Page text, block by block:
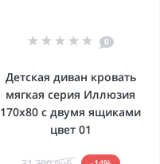
0
Детская диван кровать
мягкая серия Иллюзия
170x80 с двумя ящиками
цвет 01